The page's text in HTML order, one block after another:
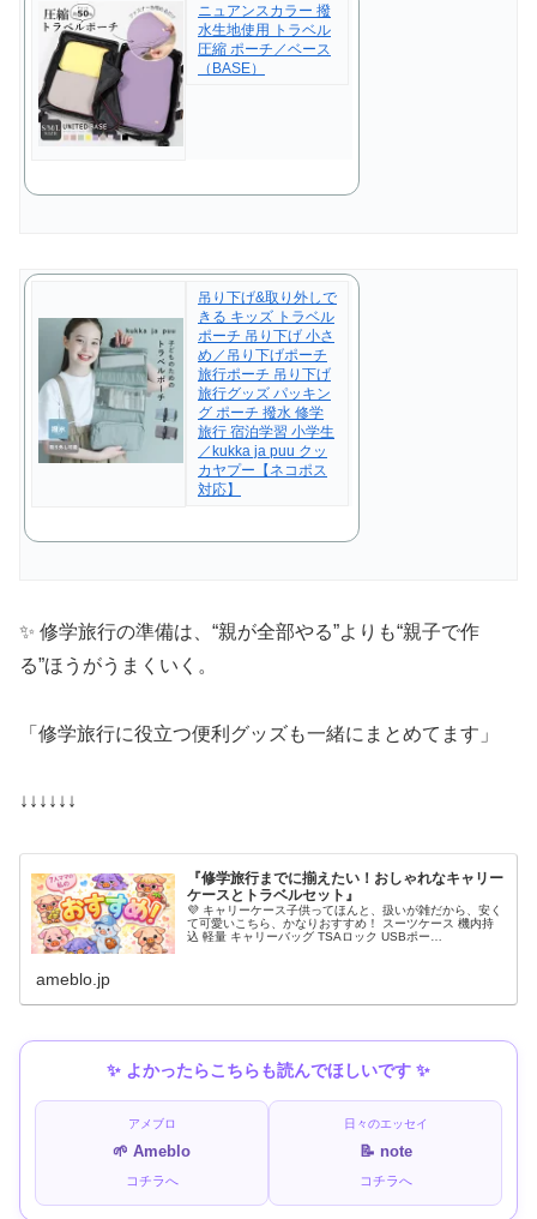
ニュアンスカラー 撥
水生地使用 トラベル
圧縮 ポーチ／ベース
（BASE）
吊り下げ&取り外しで
きる キッズ トラベル
ポーチ 吊り下げ 小さ
め／吊り下げポーチ
旅行ポーチ 吊り下げ
旅行グッズ パッキン
グ ポーチ 撥水 修学
旅行 宿泊学習 小学生
／kukka ja puu クッ
カヤプー【ネコポス
対応】
✨ 修学旅行の準備は、“親が全部やる”よりも“親子で作
る”ほうがうまくいく。
「修学旅行に役立つ便利グッズも一緒にまとめてます」
↓↓↓↓↓↓
『修学旅行までに揃えたい！おしゃれなキャリー
ケースとトラベルセット』
💜 キャリーケース子供ってほんと、扱いが雑だから、安く
て可愛いこちら、かなりおすすめ！ スーツケース 機内持
込 軽量 キャリーバッグ TSAロック USBポー…
ameblo.jp
✨ よかったらこちらも読んでほしいです ✨
アメブロ
🌱 Ameblo
コチラへ
日々のエッセイ
📝 note
コチラへ